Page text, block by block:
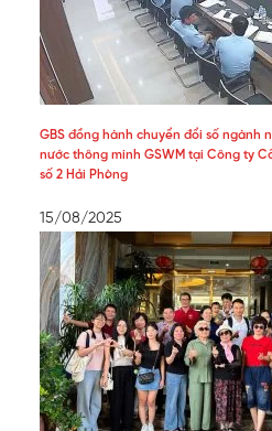
GBS đồng hành chuyển đổi số ngành
nước thông minh GSWM tại Công ty
số 2 Hải Phòng
15/08/2025